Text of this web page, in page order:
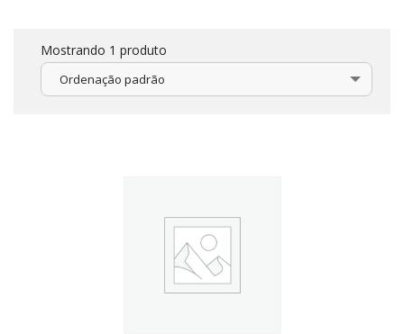
Mostrando 1 produto
Ordenação padrão